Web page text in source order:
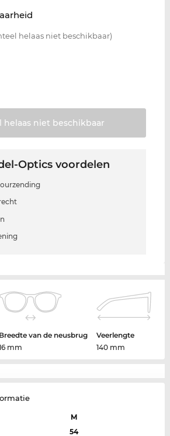
helaas niet beschikbaar)
helaas niet beschikbaar
Optics voordelen
Breedte van de neusbrug
mm
Veerlengte
140 mm
M
54